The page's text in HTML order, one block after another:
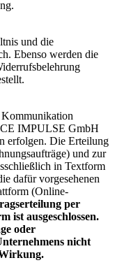
und die
Ebenso werden die
Kommunikation
IMPULSE GmbH
erfolgen. Die Erteilung
und zur
in Textform
dafür vorgesehenen
(Online-
per
ist ausgeschlossen.
oder
nicht